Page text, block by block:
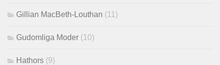
Gillian MacBeth-Louthan (11)
Gudomliga Moder (10)
Hathors (9)